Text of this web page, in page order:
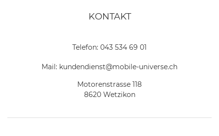
KONTAKT
Telefon: 043 534 69 01
Mail: kundendienst@mobile-universe.ch
Motorenstrasse 118
8620 Wetzikon